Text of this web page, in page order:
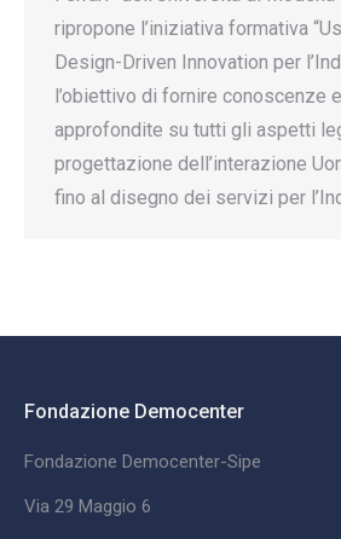
ripropone l’iniziativa formativa
Design-Driven Innovation per
l’obiettivo di fornire conoscenze
approfondite su tutti gli aspetti
progettazione dell’interazione
fino al disegno dei servizi per
Fondazione Democenter
Fondazione Democenter-Sipe
Via 29 Maggio 6